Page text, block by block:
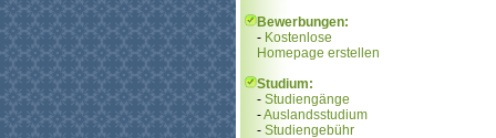
Bewerbungen:
- Kostenlose
Homepage erstellen
Studium:
- Studiengänge
-Auslandsstudium
- Studiengebühr